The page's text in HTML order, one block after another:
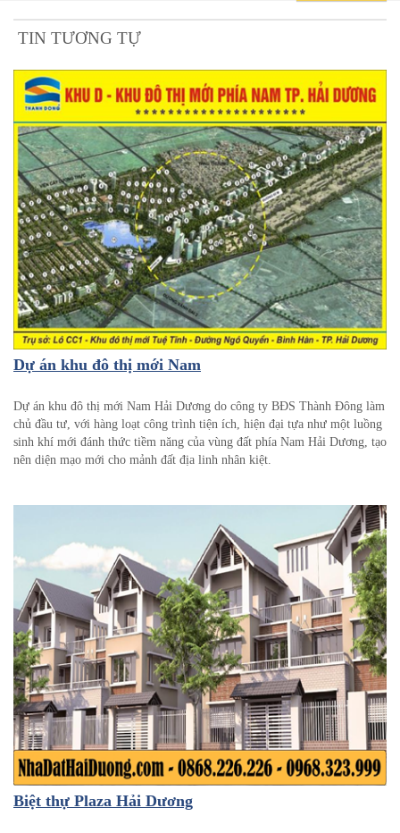
TIN TƯƠNG TỰ
Dự án khu đô thị mới Nam
Dự án khu đô thị mới Nam Hải Dương do công ty BĐS Thành Đông làm
chủ đầu tư, với hàng loạt công trình tiện ích, hiện đại tựa như một luồng
sinh khí mới đánh thức tiềm năng của vùng đất phía Nam Hải Dương, tạo
nên diện mạo mới cho mảnh đất địa linh nhân kiệt.
Biệt thự Plaza Hải Dương